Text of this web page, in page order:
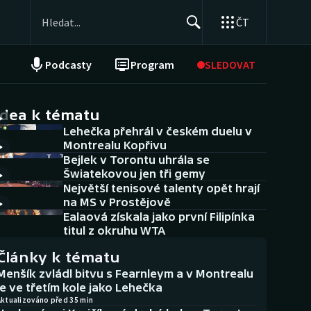
ČT
Podcasty Program SLEDOVAT
NEPŘEHLÉDNĚTE
Historické návraty
Aplikace ČT sport
AZ kvíz
k tématu
Lehečka přehrál v českém duelu v
Montrealu Kopřivu
Bejlek v Torontu uhrála se
Šwiatekovou jen tři gemy
Největší tenisové talenty opět hrají
na MS v Prostějově
Ealaová získala jako první Filipínka
titul z okruhu WTA
k tématu
zvládl bitvu s Fearnleym a v Montrealu
ve třetím kole jako Lehečka
před 35 min